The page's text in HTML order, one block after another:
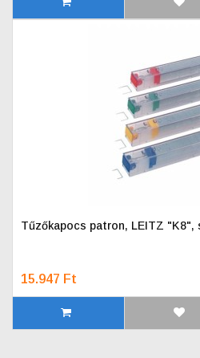
Tűzőkapocs patron, LEITZ "K8",
15.947 Ft